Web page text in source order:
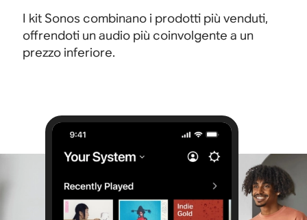
I kit Sonos combinano i prodotti più venduti,
offrendoti un audio più coinvolgente a un
prezzo inferiore.